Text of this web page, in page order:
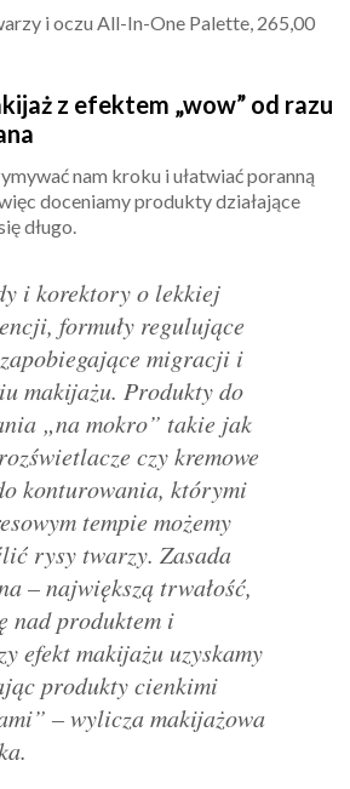
i oczu All-In-One Palette, 265,00
z efektem „wow” od razu
nam kroku i ułatwiać poranną
doceniamy produkty działające
długo.
i korektory o lekkiej
formuły regulujące
migracji i
makijażu. Produkty do
„na mokro” takie jak
czy kremowe
konturowania, którymi
tempie możemy
rysy twarzy. Zasada
– największą trwałość,
nad produktem i
efekt makijażu uzyskamy
produkty cienkimi
– wylicza makijażowa